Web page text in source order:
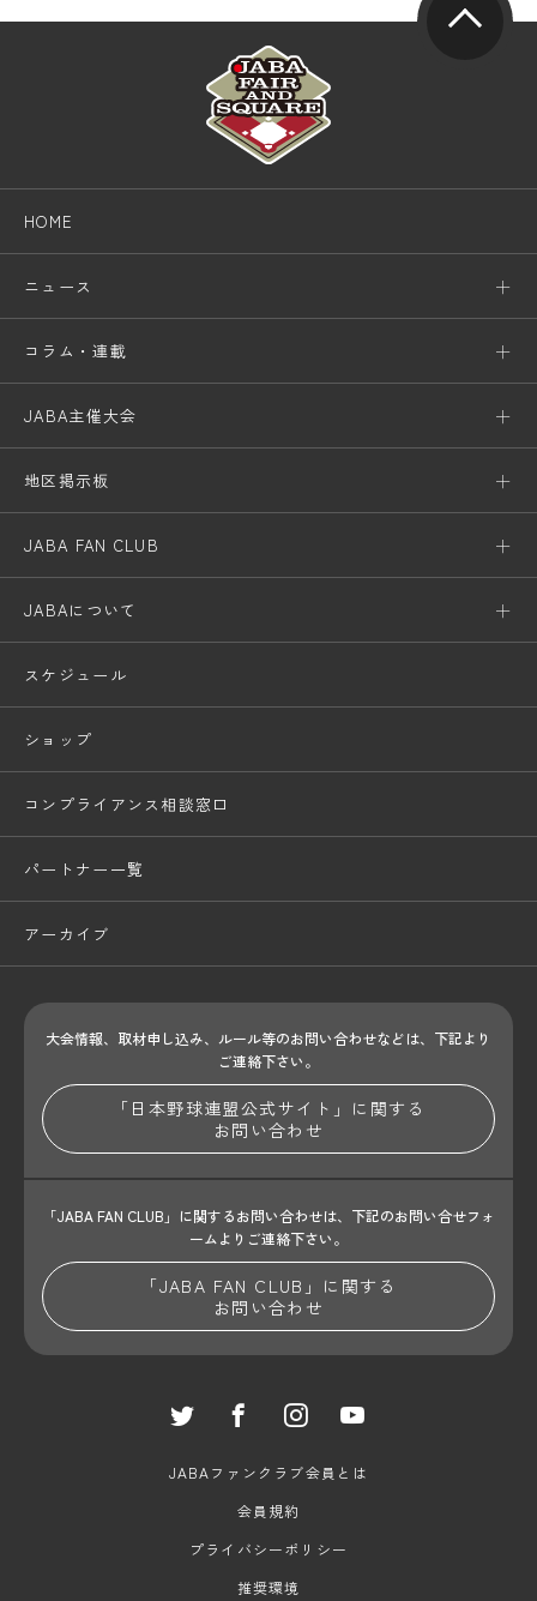
HOME
ニュース
コラム・連載
JABA主催大会
地区掲示板
JABA FAN CLUB
JABAについて
スケジュール
ショップ
コンプライアンス相談窓口
パートナー一覧
アーカイブ
大会情報、取材申し込み、ルール等のお問い合わせなどは、下記より
ご連絡下さい。
「日本野球連盟公式サイト」に関する
お問い合わせ
「JABA FAN CLUB」に関するお問い合わせは、 下記のお問い合せフォ
ームよりご連絡下さい。
「JABA FAN CLUB」に関する
お問い合わせ
JABAファンクラブ会員とは
会員規約
プライバシーポリシー
推奨環境